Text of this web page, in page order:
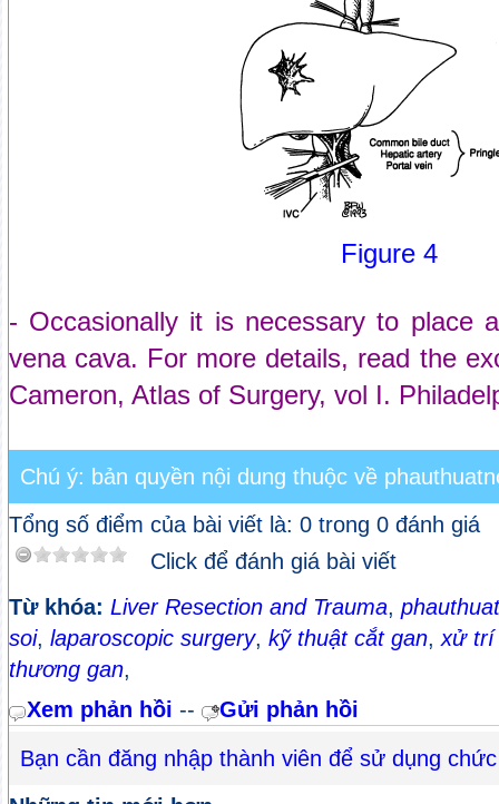
Figure 4
- Occasionally it is necessary to place
vena cava. For more details, read the
Cameron, Atlas of Surgery, vol I.
Chú ý: bản quyền nội dung thuộc về
Tổng số điểm của bài viết là: 0 trong 0 đánh giá
Click để đánh giá bài viết
Từ khóa: Liver Resection and Trauma,
soi, laparoscopic surgery, kỹ thuật cắt gan, xử trí
thương gan,
Xem phản hồi --
Gửi phản hồi
Bạn cần đăng nhập thành viên để sử dụng